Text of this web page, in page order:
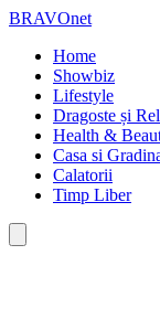
BRAVOnet
Home
Showbiz
Lifestyle
Dragoste și
Health &
Casa si
Calatorii
Timp Liber